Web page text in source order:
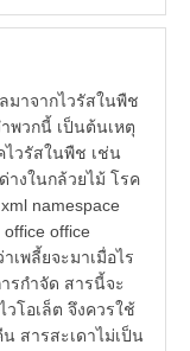
ากไวรัสในพืช
พวกนี้ เป็นต้นเหตุ
ไวรัสในพืช เช่น
างในกล้วยไม้ โรค
namespace
office office
พลี้ยจะมาเมื่อไร
รกำจัด สารนี้จะ
โอเล็ต จึงควรใช้
สารสะเดาไม่เป็น